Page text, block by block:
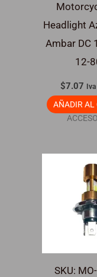
Headlight
Ambar DC
12-
$7.07
AÑADIR AL
SKU: